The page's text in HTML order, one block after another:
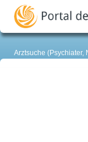
Arztsuche (Psychiater,